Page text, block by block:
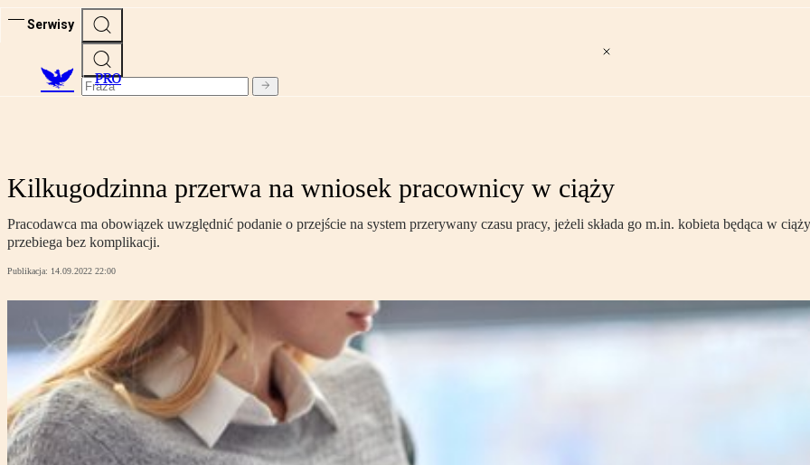
Serwisy
PRO
Kilkugodzinna przerwa na wniosek pracownicy w ciąży
Pracodawca ma obowiązek uwzględnić podanie o przejście na system przerywany czasu pracy, jeżeli składa go m.in. kobieta będąca w
przebiega bez komplikacji.
Publikacja: 14.09.2022 22:00